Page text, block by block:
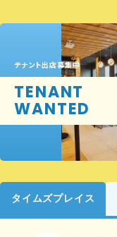
テナント出店募集中
TENANT
WANTED
タイムズプレイス